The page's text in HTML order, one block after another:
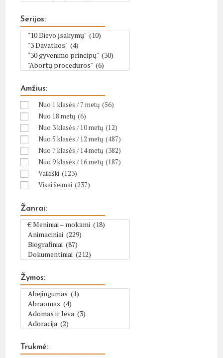
Serijos:
Amžius:
Nuo 1 klasės / 7 metų (56)
Nuo 18 metų (6)
Nuo 3 klasės / 10 metų (12)
Nuo 5 klasės / 12 metų (487)
Nuo 7 klasės / 14 metų (382)
Nuo 9 klasės / 16 metų (187)
Vaikiški (123)
Visai šeimai (237)
Žanrai:
Žymos:
Trukmė: